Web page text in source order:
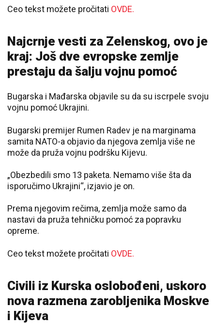
Ceo tekst možete pročitati OVDE.
Najcrnje vesti za Zelenskog, ovo je
kraj: Još dve evropske zemlje
prestaju da šalju vojnu pomoć
Bugarska i Mađarska objavile su da su iscrpele svoju
vojnu pomoć Ukrajini.
Bugarski premijer Rumen Radev je na marginama
samita NATO-a objavio da njegova zemlja više ne
može da pruža vojnu podršku Kijevu.
„Obezbedili smo 13 paketa. Nemamo više šta da
isporučimo Ukrajini“, izjavio je on.
Prema njegovim rečima, zemlja može samo da
nastavi da pruža tehničku pomoć za popravku
opreme.
Ceo tekst možete pročitati OVDE.
Civili iz Kurska oslobođeni, uskoro
nova razmena zarobljenika Moskve
i Kijeva